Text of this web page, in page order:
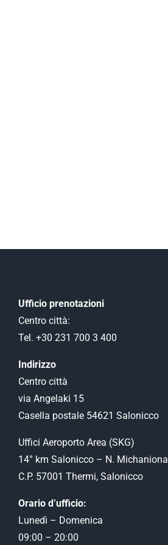
Ufficio prenotazioni
Centro città:
Tel. +30 231 700 3 400
Indirizzo
Centro città
via Angelaki 15
Casella postale 54621 Salonicco
Uffici Aeroporto Αrea (SKG)
14° km Salonicco – N. Michaniona
C.P. 57001 Thermi, Salonicco
Orario d’ufficio:
Lunedì – Domenica
09:00 – 20:00